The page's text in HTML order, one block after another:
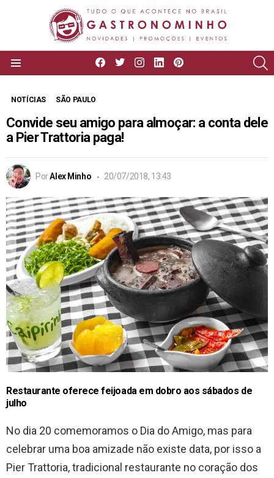
facebooktwitterinstagram
linkedin
NOTÍCIAS SÃO PAULO
Convide seu amigo para almoçar: a conta dele
a Pier Trattoria paga!
PorAlex Minho 20/07/2018, 13:43
Restaurante oferece feijoada em dobro aos sábados de
julho
No dia 20 comemoramos o Dia do Amigo, mas para
celebrar uma boa amizade não existe data, por isso a
Pier Trattoria, tradicional restaurante no coração dos